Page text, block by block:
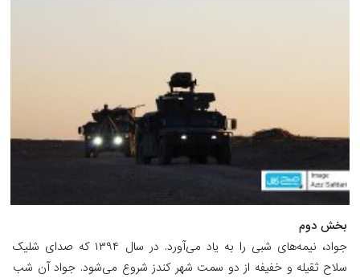
بخش دوم
جواد، نیمه‌های شبی را به یاد می‌آورد. در سال ۱۳۹۴ که صدای شلیک
سلاح ثقیله و خفیفه از دو سمت شهر کندز شروع می‌شود. جواد آن شب